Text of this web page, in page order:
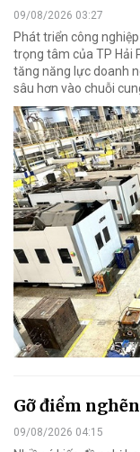
09/08/2026 03:27
Phát triển công
trọng tâm của TP Hải
tăng năng lực doanh
sâu hơn vào chuỗi
Gỡ điểm
09/08/2026 04:15